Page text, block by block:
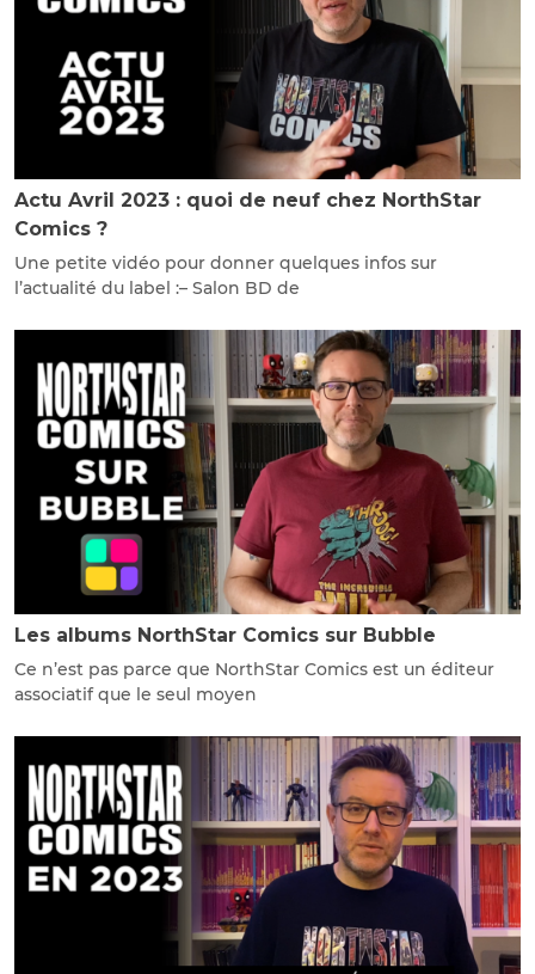
Actu Avril 2023 : quoi de neuf chez NorthStar
Comics ?
Une petite vidéo pour donner quelques infos sur
l’actualité du label :– Salon BD de
Les albums NorthStar Comics sur Bubble
Ce n’est pas parce que NorthStar Comics est un éditeur
associatif que le seul moyen